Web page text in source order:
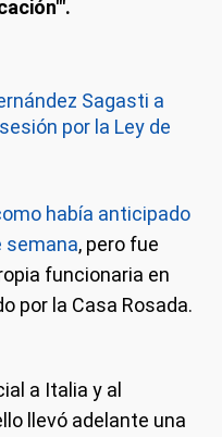
Sagasti a
por la Ley de
había anticipado
semana, pero fue
funcionaria en
por la Casa Rosada.
a Italia y al
llevó adelante una